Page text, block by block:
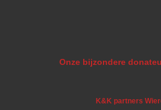
Onze bijzondere
K&K partners